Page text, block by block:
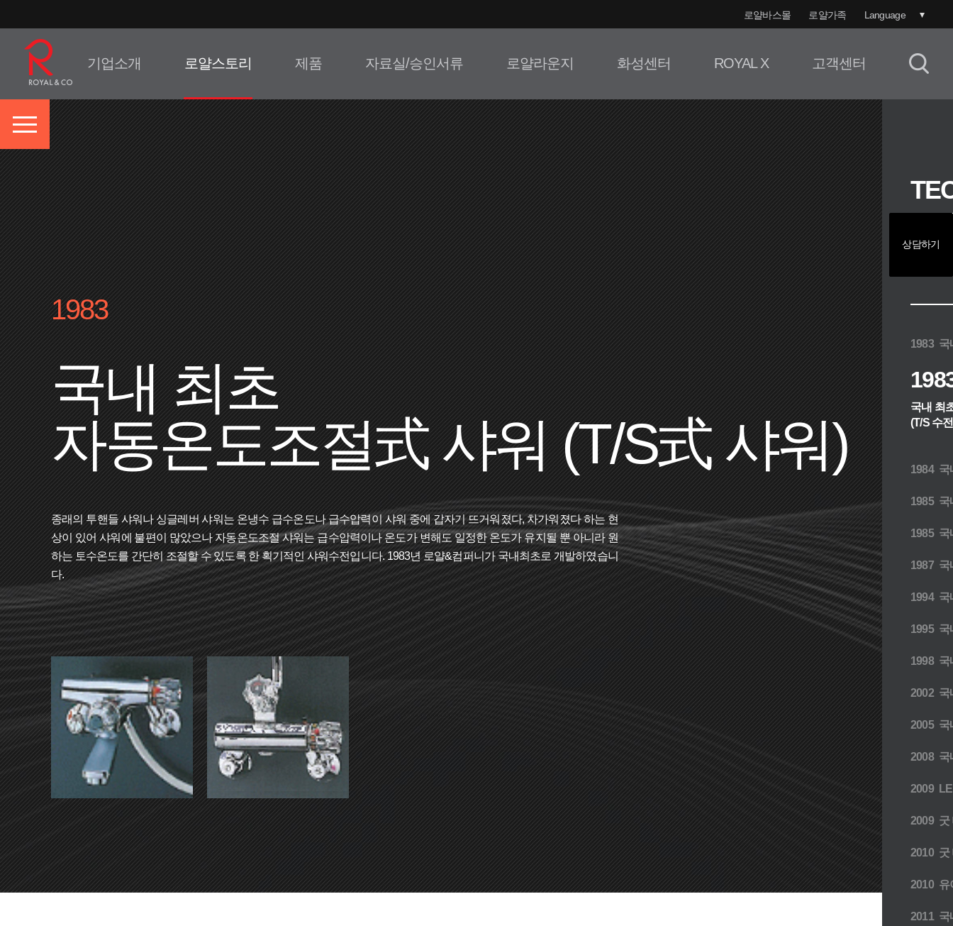
로얄바스몰 로얄가족 Language
기업소개 로얄스토리 제품 자료실/승인서류 로얄라운지 화성센터 ROYAL X 고객센터
상담하기
1983
국내 최초
자동온도조절式 샤워 (T/S式 샤워)
종래의 투핸들 샤워나 싱글레버 샤워는 온냉수 급수온도나 급수압력이 샤워 중에 갑자기 뜨거워졌다, 차가워졌다 하는 현
상이 있어 샤워에 불편이 많았으나 자동온도조절 샤워는 급수압력이나 온도가 변해도 일정한 온도가 유지될 뿐 아니라 원
하는 토수온도를 간단히 조절할 수 있도록 한 획기적인 샤워수전입니다. 1983년 로얄&컴퍼니가 국내최초로 개발하였습니
다.
TO
로얄의
1983 국
국내 최
(T/S 수
1984 국
1985 국내
1985 국
1987 국
1994 국
1995 국
1998 국
2002 국내
2005 국
2008 국
2009
2009 굿
2010 굿
2010 유
2011 국내